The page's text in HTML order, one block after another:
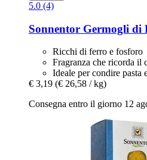
5.0 (4)
Sonnentor Germogli di
Ricchi di ferro e fosforo
Fragranza che ricorda il
Ideale per condire pasta
€ 3,19 (€ 26,58 / kg)
Consegna entro il giorno 12